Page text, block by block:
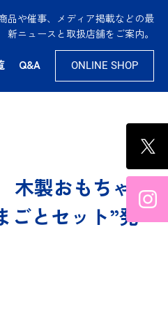
品や催事、メディア掲載などの最
新ニュースと取扱店舗をご案内。
Q&A ONLINE SHOP
木製おもちゃ
ごとセット”発